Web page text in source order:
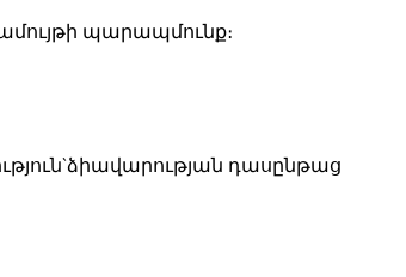
պարապմունք։
դասընթաց